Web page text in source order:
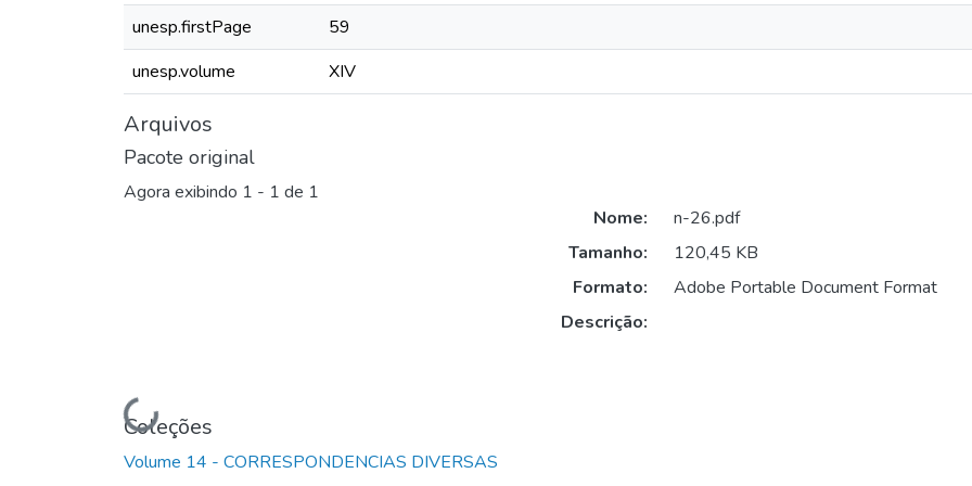
unesp.firstPage
59
unesp.volume
XIV
Arquivos
Pacote original
Agora exibindo 1 - 1 de 1
Carregando...
Nome:
n-26.pdf
Tamanho:
120,45 KB
Formato:
Adobe Portable Document Format
Descrição:
Coleções
Volume 14 - CORRESPONDENCIAS DIVERSAS